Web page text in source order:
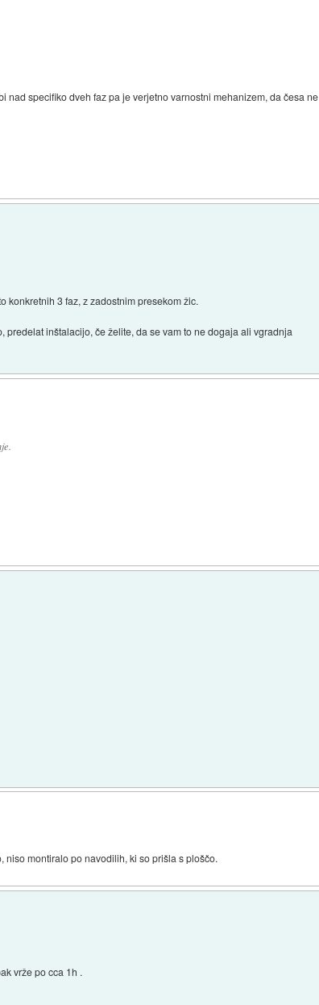
specifiko dveh faz pa je verjetno varnostni mehanizem, da česa ne
konkretnih 3 faz, z zadostnim presekom žic.
inštalacijo, če želite, da se vam to ne dogaja ali vgradnja
montiralo po navodilih, ki so prišla s ploščo.
vrže po cca 1h .